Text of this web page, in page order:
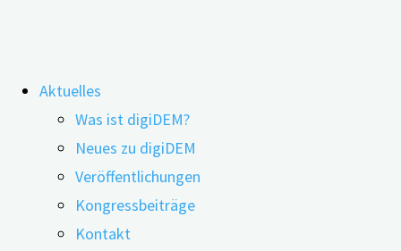
Inhalt
springen
Aktuelles
Was ist digiDEM?
Neues zu digiDEM
Veröffentlichungen
Kongressbeiträge
Kontakt
Schlagwort:Demenz
Sprachanalyse zur Früherkennung von
geistigen Beeinträchtigungen?